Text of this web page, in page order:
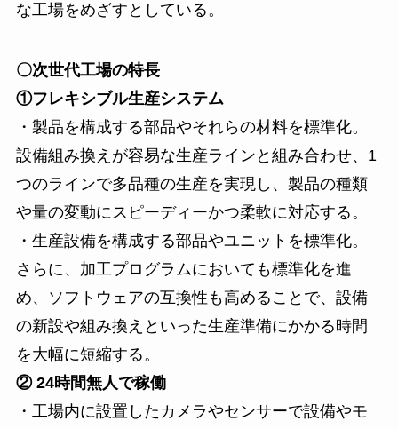
な工場をめざすとしている。
〇次世代工場の特長
①フレキシブル生産システム
・製品を構成する部品やそれらの材料を標準化。
設備組み換えが容易な生産ラインと組み合わせ、1
つのラインで多品種の生産を実現し、製品の種類
や量の変動にスピーディーかつ柔軟に対応する。
・生産設備を構成する部品やユニットを標準化。
さらに、加工プログラムにおいても標準化を進
め、ソフトウェアの互換性も高めることで、設備
の新設や組み換えといった生産準備にかかる時間
を大幅に短縮する。
② 24時間無人で稼働
・工場内に設置したカメラやセンサーで設備やモ